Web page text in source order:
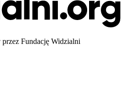
Fundację Widzialni